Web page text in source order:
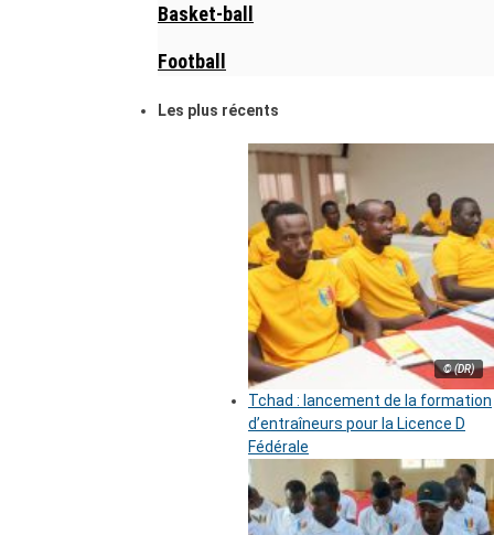
Basket-ball
Football
Les plus récents
© (DR)
Tchad : lancement de la formation
d’entraîneurs pour la Licence D
Fédérale